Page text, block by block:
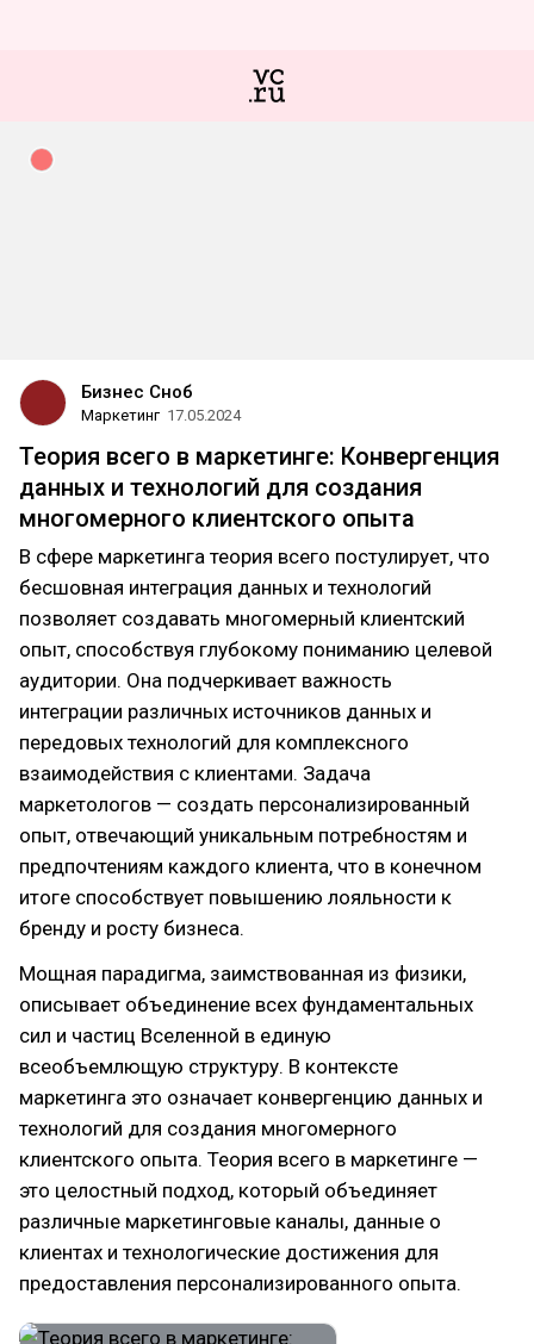
Бизнес Сноб
Маркетинг 17.05.2024
Теория всего в маркетинге: Конвергенция
данных и технологий для создания
многомерного клиентского опыта
В сфере маркетинга теория всего постулирует, что
бесшовная интеграция данных и технологий
позволяет создавать многомерный клиентский
опыт, способствуя глубокому пониманию целевой
аудитории. Она подчеркивает важность
интеграции различных источников данных и
передовых технологий для комплексного
взаимодействия с клиентами. Задача
маркетологов — создать персонализированный
опыт, отвечающий уникальным потребностям и
предпочтениям каждого клиента, что в конечном
итоге способствует повышению лояльности к
бренду и росту бизнеса.
Мощная парадигма, заимствованная из физики,
описывает объединение всех фундаментальных
сил и частиц Вселенной в единую
всеобъемлющую структуру. В контексте
маркетинга это означает конвергенцию данных и
технологий для создания многомерного
клиентского опыта. Теория всего в маркетинге —
это целостный подход, который объединяет
различные маркетинговые каналы, данные о
клиентах и технологические достижения для
предоставления персонализированного опыта.